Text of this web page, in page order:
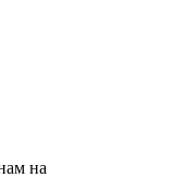
на